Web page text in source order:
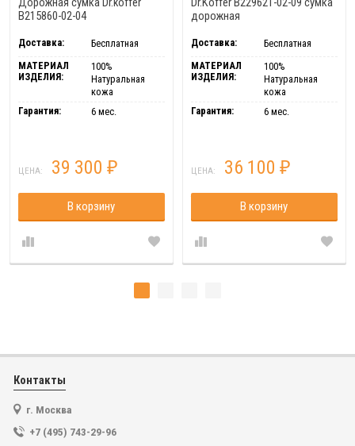
B215860-02-04
Доставка:
Бесплатная
МАТЕРИАЛ
ИЗДЕЛИЯ:
100%
Натуральная
кожа
Гарантия:
6 мес.
ЦЕНА: 39 300 ₽
В корзину
дорожная
Доставка:
Бесплатная
МАТЕРИАЛ
ИЗДЕЛИЯ:
100%
Натуральная
кожа
Гарантия:
6 мес.
ЦЕНА: 36 100 ₽
В корзину
Контакты
г. Москва
+7 (495) 743-29-96